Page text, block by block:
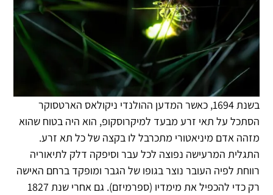
בשנת 1694, כאשר המדען ההולנדי ניקולאס הארטסוקר
הסתכל על תאי זרע מבעד למיקרוסקופ, הוא היה בטוח שהוא
מזהה אדם מיניאטורי מתכרבל לו בקצה של כל תא זרע.
התגלית המרעישה נפוצה לכל עבר וסיפקה דלק לתיאוריה
רווחת לפיה העובר נוצר בגופו של הגבר ומופקד ברחם האישה
רק כדי להכפיל את מימדיו (ספרמיזם). גם אחרי שנת 1827